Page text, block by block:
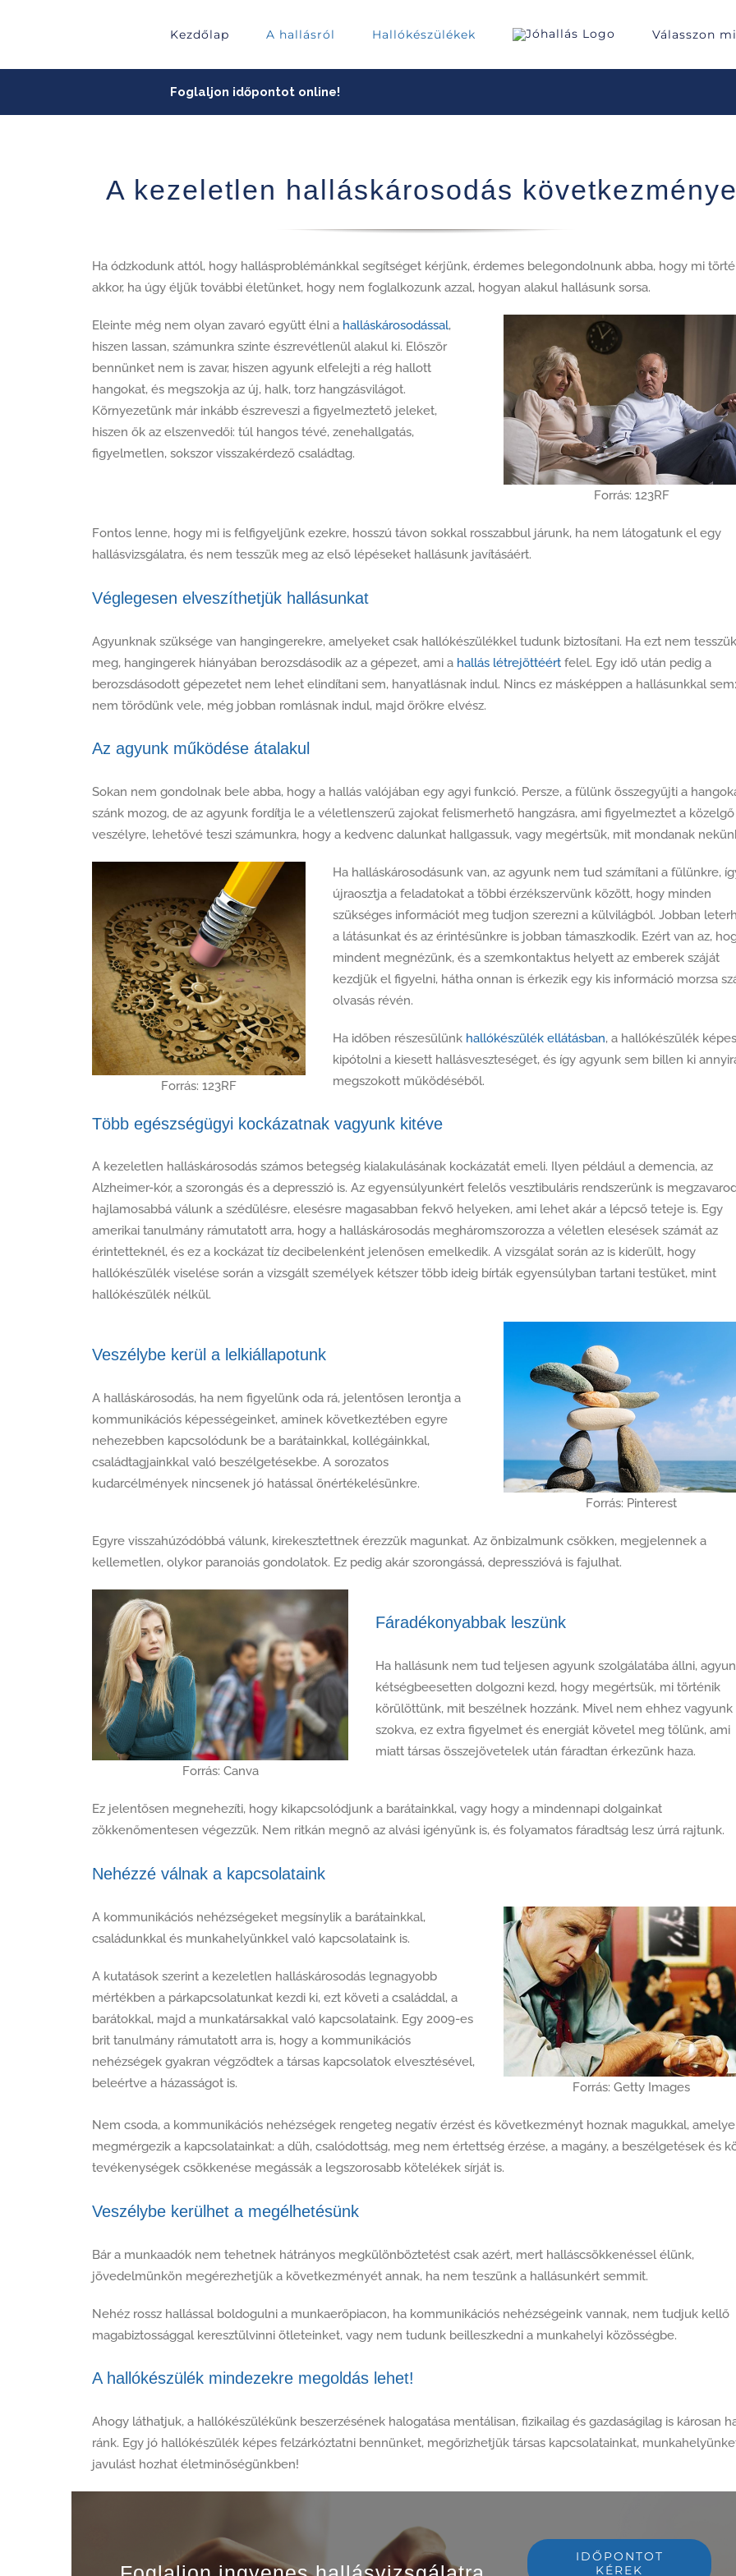
Kezdőlap A hallásról Hallókészülékek Válasszon
Foglaljon időpontot online!
A kezeletlen halláskárosodás
Ha ódzkodunk attól, hogy hallásproblémánkkal segítséget kérjünk, érdemes belegondolnunk abba, hogy mi
akkor, ha úgy éljük további életünket, hogy nem foglalkozunk azzal, hogyan alakul hallásunk sorsa.
Eleinte még nem olyan zavaró együtt élni a halláskárosodással,
hiszen lassan, számunkra szinte észrevétlenül alakul ki. Először
bennünket nem is zavar, hiszen agyunk elfelejti a rég hallott
hangokat, és megszokja az új, halk, torz hangzásvilágot.
Környezetünk már inkább észreveszi a figyelmeztető jeleket,
hiszen ők az elszenvedői: túl hangos tévé, zenehallgatás,
figyelmetlen, sokszor visszakérdező családtag.
Forrás: 123RF
Fontos lenne, hogy mi is felfigyeljünk ezekre, hosszú távon sokkal rosszabbul járunk, ha nem látogatunk el egy
hallásvizsgálatra, és nem tesszük meg az első lépéseket hallásunk javításáért.
Véglegesen elveszíthetjük hallásunkat
Agyunknak szüksége van hangingerekre, amelyeket csak hallókészülékkel tudunk biztosítani. Ha ezt nem
meg, hangingerek hiányában berozsdásodik az a gépezet, ami a hallás létrejöttéért felel. Egy idő után pedig a
berozsdásodott gépezetet nem lehet elindítani sem, hanyatlásnak indul. Nincs ez másképpen a hallásunkkal
nem törődünk vele, még jobban romlásnak indul, majd örökre elvész.
Az agyunk működése átalakul
Sokan nem gondolnak bele abba, hogy a hallás valójában egy agyi funkció. Persze, a fülünk összegyűjti a
szánk mozog, de az agyunk fordítja le a véletlenszerű zajokat felismerhető hangzásra, ami figyelmeztet a közelgő
veszélyre, lehetővé teszi számunkra, hogy a kedvenc dalunkat hallgassuk, vagy megértsük, mit mondanak
Forrás: 123RF
Ha halláskárosodásunk van, az agyunk nem tud számítani a fülünkre,
újraosztja a feladatokat a többi érzékszervünk között, hogy minden
szükséges információt meg tudjon szerezni a külvilágból. Jobban
a látásunkat és az érintésünkre is jobban támaszkodik. Ezért van az,
mindent megnézünk, és a szemkontaktus helyett az emberek száját
kezdjük el figyelni, hátha onnan is érkezik egy kis információ morzsa
olvasás révén.
Ha időben részesülünk hallókészülék ellátásban, a hallókészülék képes
kipótolni a kiesett hallásveszteséget, és így agyunk sem billen ki
megszokott működéséből.
Több egészségügyi kockázatnak vagyunk kitéve
A kezeletlen halláskárosodás számos betegség kialakulásának kockázatát emeli. Ilyen például a demencia, az
Alzheimer-kór, a szorongás és a depresszió is. Az egyensúlyunkért felelős vesztibuláris rendszerünk is
hajlamosabbá válunk a szédülésre, elesésre magasabban fekvő helyeken, ami lehet akár a lépcső teteje is. Egy
amerikai tanulmány rámutatott arra, hogy a halláskárosodás megháromszorozza a véletlen elesések számát az
érintetteknél, és ez a kockázat tíz decibelenként jelenősen emelkedik. A vizsgálat során az is kiderült, hogy
hallókészülék viselése során a vizsgált személyek kétszer több ideig bírták egyensúlyban tartani testüket, mint
hallókészülék nélkül.
Veszélybe kerül a lelkiállapotunk
A halláskárosodás, ha nem figyelünk oda rá, jelentősen lerontja a
kommunikációs képességeinket, aminek következtében egyre
nehezebben kapcsolódunk be a barátainkkal, kollégáinkkal,
családtagjainkkal való beszélgetésekbe. A sorozatos
kudarcélmények nincsenek jó hatással önértékelésünkre.
Forrás: Pinterest
Egyre visszahúzódóbbá válunk, kirekesztettnek érezzük magunkat. Az önbizalmunk csökken, megjelennek a
kellemetlen, olykor paranoiás gondolatok. Ez pedig akár szorongássá, depresszióvá is fajulhat.
Forrás: Canva
Fáradékonyabbak leszünk
Ha hallásunk nem tud teljesen agyunk szolgálatába állni,
kétségbeesetten dolgozni kezd, hogy megértsük, mi történik
körülöttünk, mit beszélnek hozzánk. Mivel nem ehhez vagyunk
szokva, ez extra figyelmet és energiát követel meg tőlünk, ami
miatt társas összejövetelek után fáradtan érkezünk haza.
Ez jelentősen megnehezíti, hogy kikapcsolódjunk a barátainkkal, vagy hogy a mindennapi dolgainkat
zökkenőmentesen végezzük. Nem ritkán megnő az alvási igényünk is, és folyamatos fáradtság lesz úrrá rajtunk.
Nehézzé válnak a kapcsolataink
A kommunikációs nehézségeket megsínylik a barátainkkal,
családunkkal és munkahelyünkkel való kapcsolataink is.
A kutatások szerint a kezeletlen halláskárosodás legnagyobb
mértékben a párkapcsolatunkat kezdi ki, ezt követi a családdal, a
barátokkal, majd a munkatársakkal való kapcsolataink. Egy 2009-es
brit tanulmány rámutatott arra is, hogy a kommunikációs
nehézségek gyakran végződtek a társas kapcsolatok elvesztésével,
beleértve a házasságot is.
Forrás: Getty Images
Nem csoda, a kommunikációs nehézségek rengeteg negatív érzést és következményt hoznak magukkal,
megmérgezik a kapcsolatainkat: a düh, csalódottság, meg nem értettség érzése, a magány, a beszélgetések és
tevékenységek csökkenése megássák a legszorosabb kötelékek sírját is.
Veszélybe kerülhet a megélhetésünk
Bár a munkaadók nem tehetnek hátrányos megkülönböztetést csak azért, mert halláscsökkenéssel élünk,
jövedelmünkön megérezhetjük a következményét annak, ha nem teszünk a hallásunkért semmit.
Nehéz rossz hallással boldogulni a munkaerőpiacon, ha kommunikációs nehézségeink vannak, nem tudjuk kellő
magabiztossággal keresztülvinni ötleteinket, vagy nem tudunk beilleszkedni a munkahelyi közösségbe.
A hallókészülék mindezekre megoldás lehet!
Ahogy láthatjuk, a hallókészülékünk beszerzésének halogatása mentálisan, fizikailag és gazdaságilag is károsan
ránk. Egy jó hallókészülék képes felzárkóztatni bennünket, megőrizhetjük társas kapcsolatainkat,
javulást hozhat életminőségünkben!
IDŐPONTOT
KÉREK